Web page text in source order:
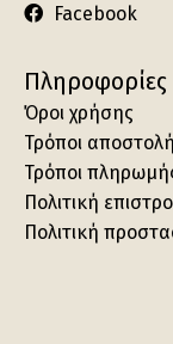
Facebook
Πληροφορίες
Όροι χρήσης
Τρόποι
Τρόποι
Πολιτική
Πολιτική